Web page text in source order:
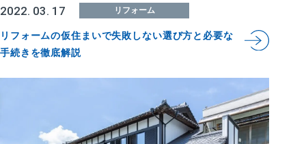
2022. 03. 17 リフォーム
リフォームの仮住まいで失敗しない選び方と必要な
手続きを徹底解説